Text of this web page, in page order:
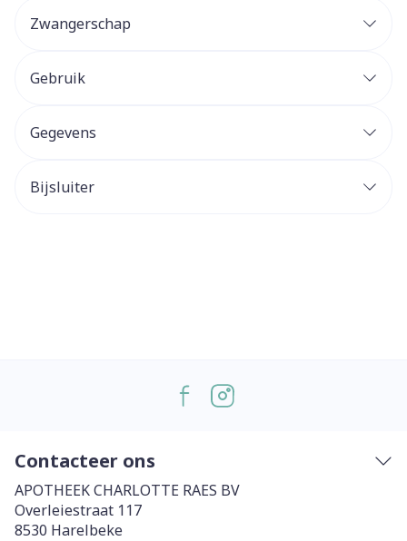
Zwangerschap
Gebruik
Gegevens
Bijsluiter
Contacteer ons
APOTHEEK CHARLOTTE RAES BV
Overleiestraat 117
8530 Harelbeke